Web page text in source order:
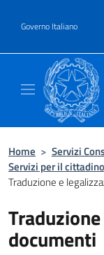
Governo Italiano
Home > Servizi
Servizi per il
Traduzione e
documenti